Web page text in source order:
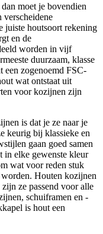
moet je bovendien
verscheidene
juiste houtsoort rekening
en de
worden in vijf
duurzaam, klasse
een zogenoemd FSC-
wat ontstaat uit
voor kozijnen zijn
is dat je ze naar je
keurig bij klassieke en
gaan goed samen
in elke gewenste kleur
wat voor reden stuk
Houten kozijnen
ze passend voor alle
schuiframen en -
is hout een